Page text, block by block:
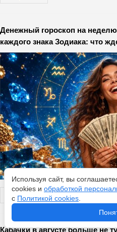
Денежный гороскоп на неделю
каждого знака Зодиака: что
Перейти
Кабачки в августе больше не
Используя сайт, вы
cookies и обработкой
с Политикой cookies